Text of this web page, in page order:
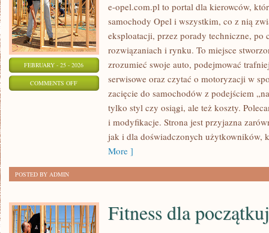
FEBRUARY - 25 - 2026
COMMENTS OFFON
TECHNOLOGIE
e-opel.com.pl to portal dla kierowców,
samochody Opel i wszystkim, co z nią
eksploatacji, przez porady techniczne, po
rozwiązaniach i rynku. To miejsce
zrozumieć swoje auto, podejmować
serwisowe oraz czytać o motoryzacji w
zacięcie do samochodów z podejściem
tylko styl czy osiągi, ale też koszty.
i modyfikacje. Strona jest przyjazna
jak i dla doświadczonych użytkowników,
More ]
POSTED BY ADMIN
Fitness dla